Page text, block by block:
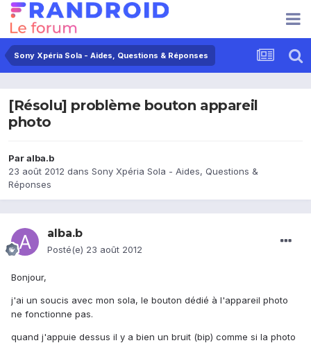
Sony Xpéria Sola - Aides, Questions & Réponses
[Résolu] problème bouton appareil
photo
Paralba.b
23 août 2012 dans Sony Xpéria Sola - Aides, Questions &
Réponses
alba.b
Posté(e) 23 août 2012
Bonjour,
j'ai un soucis avec mon sola, le bouton dédié à l'appareil photo
ne fonctionne pas.
quand j'appuie dessus il y a bien un bruit (bip) comme si la photo